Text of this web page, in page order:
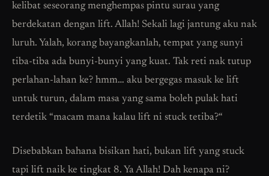
kelibat seseorang menghempas pintu surau yang
berdekatan dengan lift. Allah! Sekali lagi jantung aku nak
luruh. Yalah, korang bayangkanlah, tempat yang sunyi
tiba-tiba ada bunyi-bunyi yang kuat. Tak reti nak tutup
perlahan-lahan ke? hmm… aku bergegas masuk ke lift
untuk turun, dalam masa yang sama boleh pulak hati
terdetik “macam mana kalau lift ni stuck tetiba?“
Disebabkan bahana bisikan hati, bukan lift yang stuck
tapi lift naik ke tingkat 8. Ya Allah! Dah kenapa ni?